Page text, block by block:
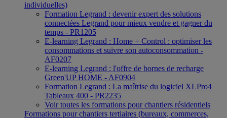
individuelles)
Formation Legrand : devenir expert des solutions
connectées Legrand pour mieux vendre et gagner du
temps - PR1205
E-learning Legrand : Home + Control : optimiser les
consommations et suivre son autoconsommation -
AF0207
E-learning Legrand : l'offre de bornes de recharge
Green'UP HOME - AF0904
Formation Legrand : La maîtrise du logiciel XLPro4
Tableaux 400 - PR2235
Voir toutes les formations pour chantiers résidentiels
Formations pour chantiers tertiaires (bureaux, commerces,